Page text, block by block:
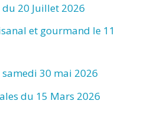
20 Juillet 2026
et gourmand le 11
samedi 30 mai 2026
du 15 Mars 2026